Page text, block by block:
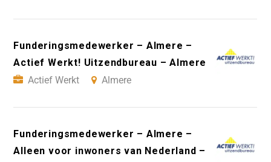
Funderingsmedewerker – Almere –
Actief Werkt! Uitzendbureau – Almere
Actief Werkt
Almere
Funderingsmedewerker – Almere –
Alleen voor inwoners van Nederland –